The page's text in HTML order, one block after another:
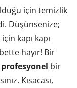
için temizlik
Düşünsenize;
kapı kapı
hayır! Bir
profesyonel bir
Kısacası,